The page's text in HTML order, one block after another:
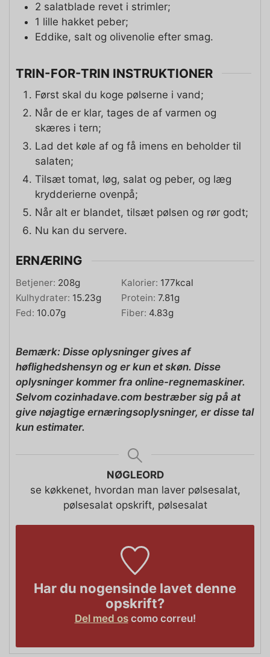
2 salatblade revet i strimler;
1 lille hakket peber;
Eddike, salt og olivenolie efter smag.
TRIN-FOR-TRIN INSTRUKTIONER
Først skal du koge pølserne i vand;
Når de er klar, tages de af varmen og
skæres i tern;
Lad det køle af og få imens en beholder til
salaten;
Tilsæt tomat, løg, salat og peber, og læg
krydderierne ovenpå;
Når alt er blandet, tilsæt pølsen og rør godt;
Nu kan du servere.
ERNÆRING
Betjener: 208g Kalorier: 177kcal
Kulhydrater: 15.23g Protein: 7.81g
Fed: 10.07g Fiber: 4.83g
Bemærk: Disse oplysninger gives af
høflighedshensyn og er kun et skøn. Disse
oplysninger kommer fra online-regnemaskiner.
Selvom cozinhadave.com bestræber sig på at
give nøjagtige ernæringsoplysninger, er disse tal
kun estimater.
NØGLEORD
se køkkenet, hvordan man laver pølsesalat,
pølsesalat opskrift, pølsesalat
Har du nogensinde lavet denne
opskrift?
Del med oscomo correu!